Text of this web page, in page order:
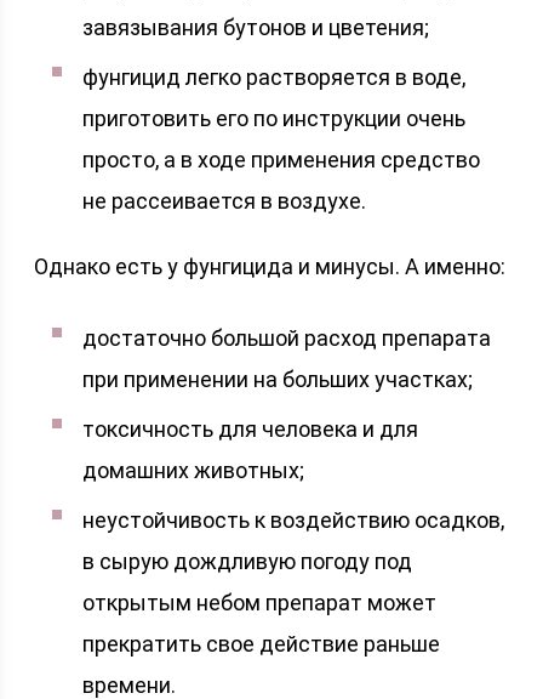
завязывания бутонов и цветения;
фунгицид легко растворяется в воде,
приготовить его по инструкции очень
просто, а в ходе применения средство
не рассеивается в воздухе.
Однако есть у фунгицида и минусы. А именно:
достаточно большой расход препарата
при применении на больших участках;
токсичность для человека и для
домашних животных;
неустойчивость к воздействию осадков,
в сырую дождливую погоду под
открытым небом препарат может
прекратить свое действие раньше
времени.